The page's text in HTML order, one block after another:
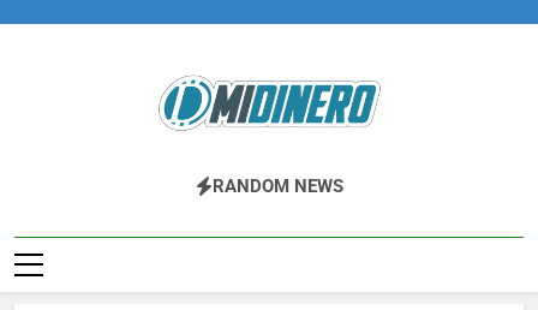
Midinero.co
Fintech, Criptomonedas
RANDOM NEWS